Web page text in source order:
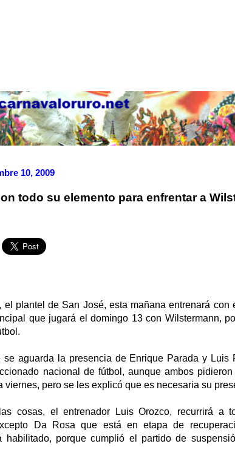
10, 2009
todo su elemento para enfrentar a
el plantel de San José, esta mañana entrenará con
que jugará el domingo 13 con Wilstermann,
se aguarda la presencia de Enrique Parada y Luis
nacional de fútbol, aunque ambos
viernes, pero se les explicó que es necesaria su
cosas, el entrenador Luis Orozco, recurrirá a
Da Rosa que está en etapa de
habilitado, porque cumplió el partido de